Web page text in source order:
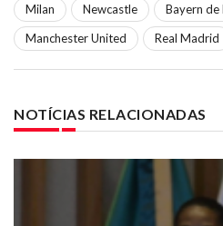
Milan
Newcastle
Bayern de
Manchester United
Real Madrid
NOTÍCIAS RELACIONADAS